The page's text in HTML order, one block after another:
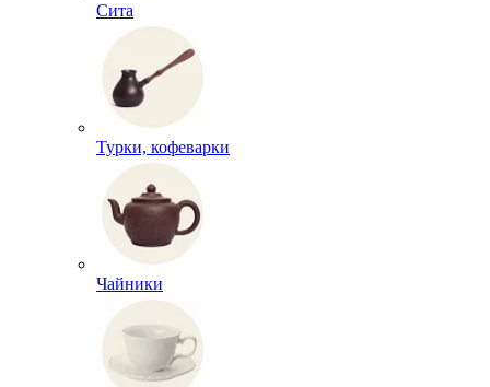
Сита
Турки, кофеварки
Чайники